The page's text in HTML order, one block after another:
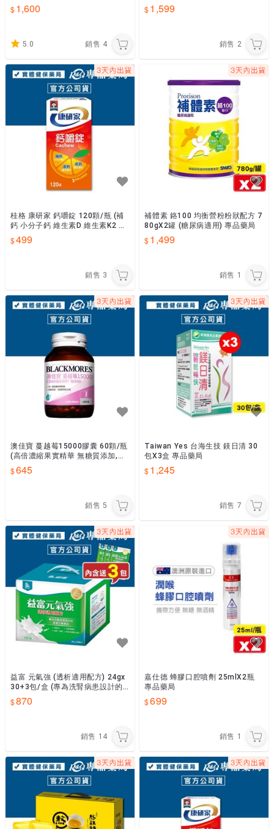
1,600
5.0 銷售 4
1,599
銷售 2
桂格 康研家 鈣嚼錠 120顆/瓶 (補
鈣 小分子鈣 維生素D 維生素K2 熱
帶水果風味) 專品藥局
499
銷售 3
補體素 鉻100 均衡營粉粉狀配方 7
80gX2罐 (糖尿病適用) 專品藥局
1,499
銷售 1
澳佳寶 蔓越莓15000膠囊 60顆/瓶
(高倍濃縮果實精華 無糖質添加,零
負擔) 專品藥局
645
銷售 5
Taiwan Yes 台海生技 鎂日清 30
包X3盒 專品藥局
1,245
銷售 7
益富 元氣強 (透析適用配方) 24gx
30+3包/盒 (專為洗腎病患設計的
高蛋白質食品 奶素) 專品藥局
870
銷售 14
嘉仕德 蜂膠口腔噴劑 25mlX2瓶
專品藥局
699
銷售 1